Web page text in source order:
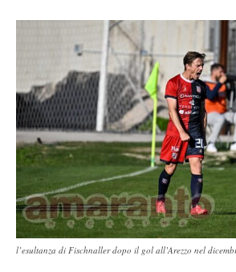
l’esultanza di Fischnaller dopo il gol all’Arezzo nel